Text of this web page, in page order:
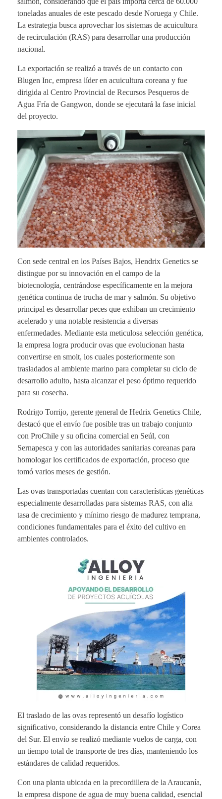
toneladas anuales de este pescado desde Noruega y Chile.
La estrategia busca aprovechar los sistemas de acuicultura
de recirculación (RAS) para desarrollar una producción
nacional.
La exportación se realizó a través de un contacto con
Blugen Inc, empresa líder en acuicultura coreana y fue
dirigida al Centro Provincial de Recursos Pesqueros de
Agua Fría de Gangwon, donde se ejecutará la fase inicial
del proyecto.
Con sede central en los Países Bajos, Hendrix Genetics se
distingue por su innovación en el campo de la
biotecnología, centrándose específicamente en la mejora
genética continua de trucha de mar y salmón. Su objetivo
principal es desarrollar peces que exhiban un crecimiento
acelerado y una notable resistencia a diversas
enfermedades. Mediante esta meticulosa selección genética,
la empresa logra producir ovas que evolucionan hasta
convertirse en smolt, los cuales posteriormente son
trasladados al ambiente marino para completar su ciclo de
desarrollo adulto, hasta alcanzar el peso óptimo requerido
para su cosecha.
Rodrigo Torrijo, gerente general de Hedrix Genetics Chile,
destacó que el envío fue posible tras un trabajo conjunto
con ProChile y su oficina comercial en Seúl, con
Sernapesca y con las autoridades sanitarias coreanas para
homologar los certificados de exportación, proceso que
tomó varios meses de gestión.
Las ovas transportadas cuentan con características genéticas
especialmente desarrolladas para sistemas RAS, con alta
tasa de crecimiento y mínimo riesgo de madurez temprana,
condiciones fundamentales para el éxito del cultivo en
ambientes controlados.
El traslado de las ovas representó un desafío logístico
significativo, considerando la distancia entre Chile y Corea
del Sur. El envío se realizó mediante vuelos de carga, con
un tiempo total de transporte de tres días, manteniendo los
estándares de calidad requeridos.
Con una planta ubicada en la precordillera de la Araucanía,
la empresa dispone de agua de muy buena calidad, esencial